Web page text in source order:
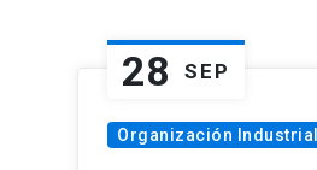
28 SEP
Organización Industrial